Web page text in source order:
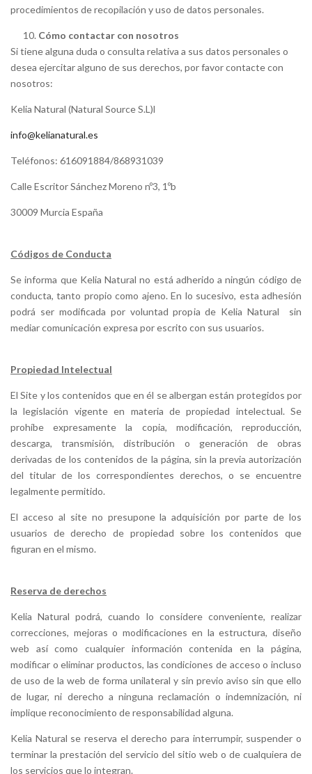
procedimientos de recopilación y uso de datos personales.
Cómo contactar con nosotros
Si tiene alguna duda o consulta relativa a sus datos personales o
desea ejercitar alguno de sus derechos, por favor contacte con
nosotros:
Kelia Natural (Natural Source S.L)l
info@kelianatural.es
Teléfonos: 616091884/868931039
Calle Escritor Sánchez Moreno nº3, 1ºb
30009 Murcia España
Códigos de Conducta
Se informa que Kelia Natural no está adherido a ningún código de
conducta, tanto propio como ajeno. En lo sucesivo, esta adhesión
podrá ser modificada por voluntad propia de Kelia Natural sin
mediar comunicación expresa por escrito con sus usuarios.
Propiedad Intelectual
El Site y los contenidos que en él se albergan están protegidos por
la legislación vigente en materia de propiedad intelectual. Se
prohíbe expresamente la copia, modificación, reproducción,
descarga, transmisión, distribución o generación de obras
derivadas de los contenidos de la página, sin la previa autorización
del titular de los correspondientes derechos, o se encuentre
legalmente permitido.
El acceso al site no presupone la adquisición por parte de los
usuarios de derecho de propiedad sobre los contenidos que
figuran en el mismo.
Reserva de derechos
Kelia Natural podrá, cuando lo considere conveniente, realizar
correcciones, mejoras o modificaciones en la estructura, diseño
web así como cualquier información contenida en la página,
modificar o eliminar productos, las condiciones de acceso o incluso
de uso de la web de forma unilateral y sin previo aviso sin que ello
de lugar, ni derecho a ninguna reclamación o indemnización, ni
implique reconocimiento de responsabilidad alguna.
Kelia Natural se reserva el derecho para interrumpir, suspender o
terminar la prestación del servicio del sitio web o de cualquiera de
los servicios que lo integran.